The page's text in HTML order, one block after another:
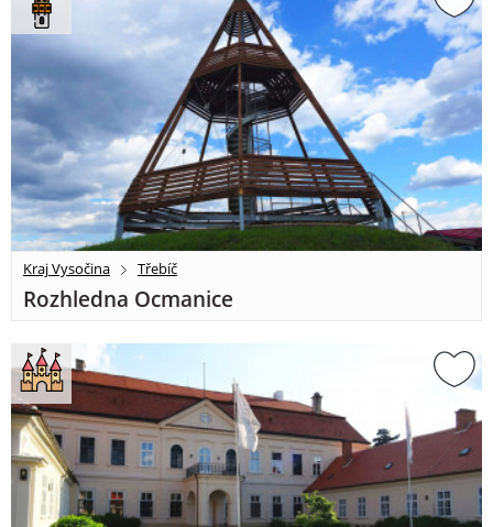
Kraj Vysočina Třebíč
Rozhledna Ocmanice